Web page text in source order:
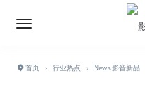
首页 › 行业热点 › News 影音新品